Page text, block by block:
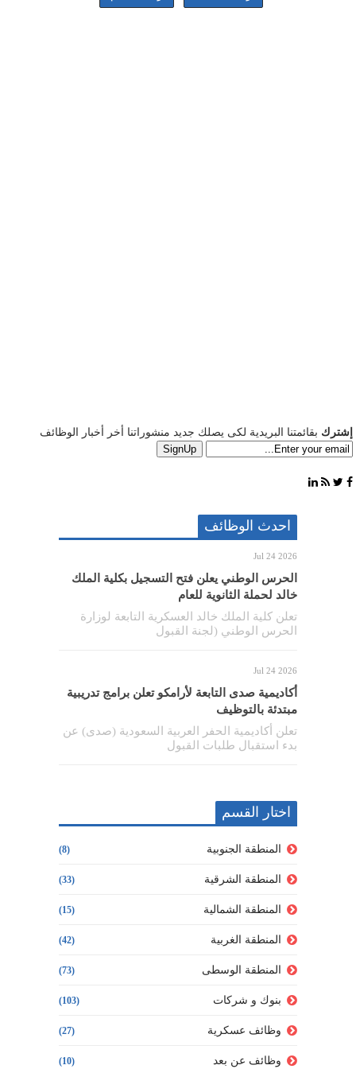
إشترك بقائمتنا البريدية لكى يصلك جديد منشوراتنا أخر أخبار الوظائف
احدث الوظائف
Jul 24 2026
الحرس الوطني يعلن فتح التسجيل بكلية الملك
خالد لحملة الثانوية للعام
تعلن كلية الملك خالد العسكرية التابعة لوزارة
الحرس الوطني (لجنة القبول
Jul 24 2026
أكاديمية صدى التابعة لأرامكو تعلن برامج تدريبية
مبتدئة بالتوظيف
تعلن أكاديمية الحفر العربية السعودية (صدى) عن
بدء استقبال طلبات القبول
اختار القسم
المنطقة الجنوبية (8)
المنطقة الشرقية (33)
المنطقة الشمالية (15)
المنطقة الغربية (42)
المنطقة الوسطى (73)
بنوك و شركات (103)
وظائف عسكرية (27)
وظائف عن بعد (10)